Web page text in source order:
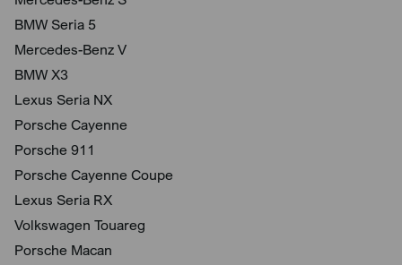
BMW Seria 5
Mercedes-Benz V
BMW X3
Lexus Seria NX
Porsche Cayenne
Porsche 911
Porsche Cayenne Coupe
Lexus Seria RX
Volkswagen Touareg
Porsche Macan